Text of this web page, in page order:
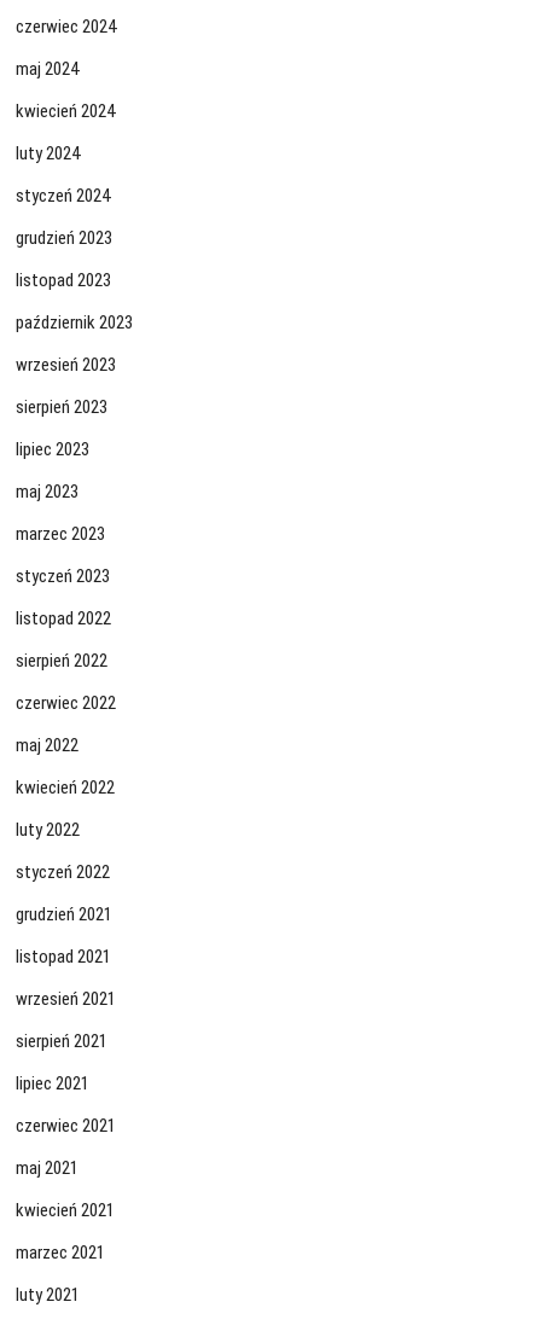
czerwiec 2024
maj 2024
kwiecień 2024
luty 2024
styczeń 2024
grudzień 2023
listopad 2023
październik 2023
wrzesień 2023
sierpień 2023
lipiec 2023
maj 2023
marzec 2023
styczeń 2023
listopad 2022
sierpień 2022
czerwiec 2022
maj 2022
kwiecień 2022
luty 2022
styczeń 2022
grudzień 2021
listopad 2021
wrzesień 2021
sierpień 2021
lipiec 2021
czerwiec 2021
maj 2021
kwiecień 2021
marzec 2021
luty 2021